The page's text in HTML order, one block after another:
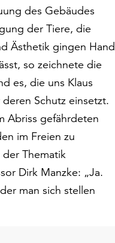
des Gebäudes
der Tiere, die
Ästhetik gingen Hand
so zeichnete die
es, die uns Klaus
Schutz einsetzt.
Abriss gefährdeten
im Freien zu
Thematik
Dirk Manzke: „Ja.
man sich stellen